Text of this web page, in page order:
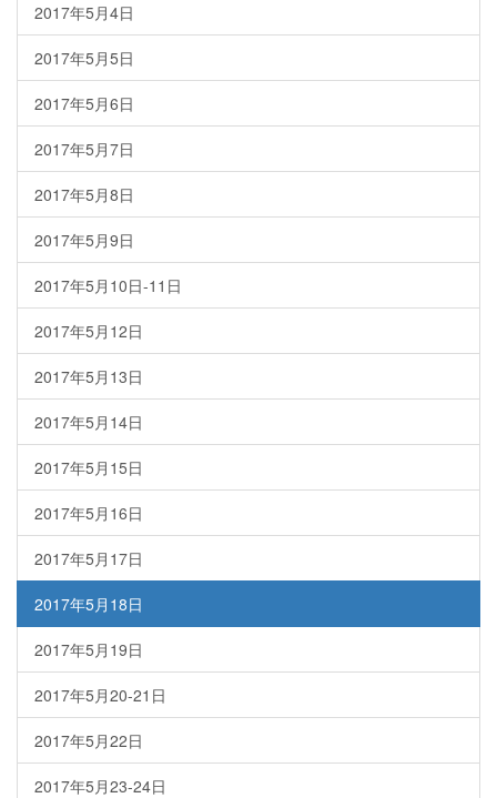
2017年5月4日
2017年5月5日
2017年5月6日
2017年5月7日
2017年5月8日
2017年5月9日
2017年5月10日-11日
2017年5月12日
2017年5月13日
2017年5月14日
2017年5月15日
2017年5月16日
2017年5月17日
2017年5月18日
2017年5月19日
2017年5月20-21日
2017年5月22日
2017年5月23-24日